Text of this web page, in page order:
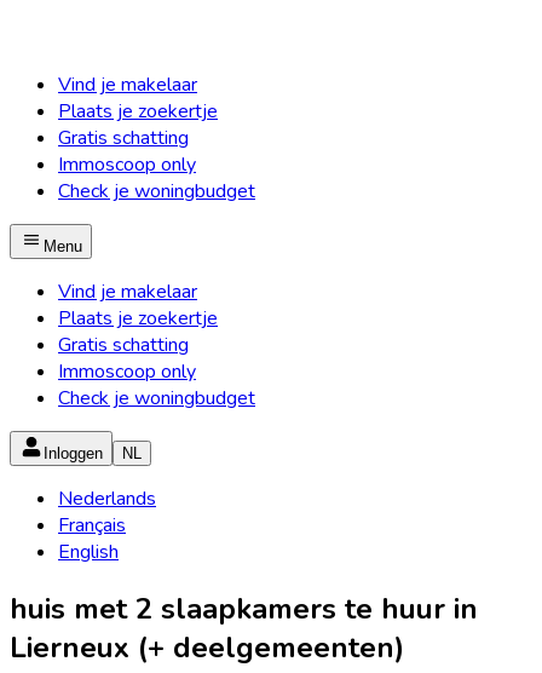
Vind je makelaar
Plaats je zoekertje
Gratis schatting
Immoscoop only
Check je woningbudget
Menu
Vind je makelaar
Plaats je zoekertje
Gratis schatting
Immoscoop only
Check je woningbudget
Inloggen NL
Nederlands
Français
English
huis met 2 slaapkamers te huur in
Lierneux (+ deelgemeenten)